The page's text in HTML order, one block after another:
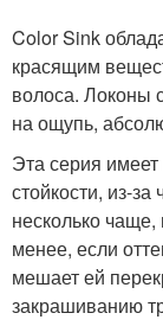
Color Sink
красящим
волоса. Локоны
на ощупь,
Эта серия
стойкости, из-
несколько
менее, если
мешает ей
закрашиванию